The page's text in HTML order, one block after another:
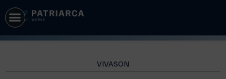
VIVASON